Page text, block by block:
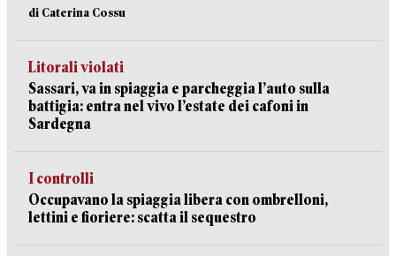
di Caterina Cossu
Litorali violati
Sassari, va in spiaggia e parcheggia l’auto sulla
battigia: entra nel vivo l’estate dei cafoni in
Sardegna
I controlli
Occupavano la spiaggia libera con ombrelloni,
lettini e fioriere: scatta il sequestro